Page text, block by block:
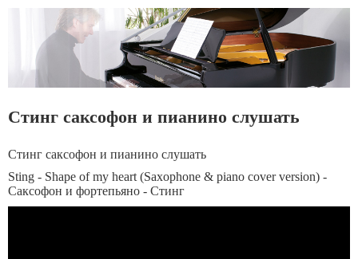
Стинг саксофон и пианино слушать
Стинг саксофон и пианино слушать
Sting - Shape of my heart (Saxophone & piano cover version) -
Саксофон и фортепьяно - Стинг